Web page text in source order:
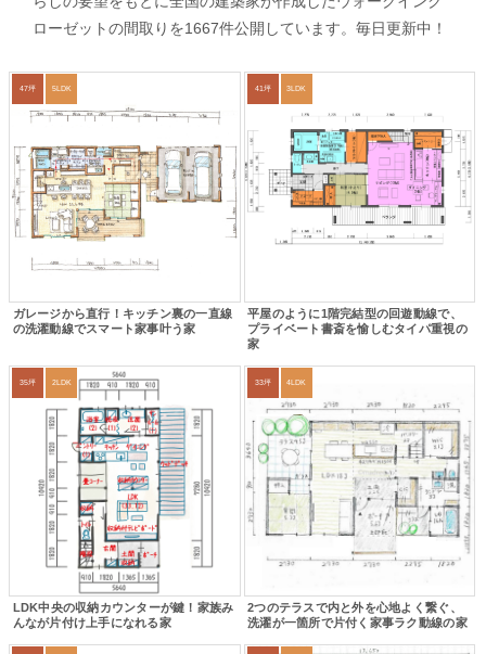
ローゼットの間取りを1667件公開しています。毎日更新中！
47坪 5LDK
ガレージから直行！キッチン裏の一直線
の洗濯動線でスマート家事叶う家
41坪 3LDK
平屋のように1階完結型の回遊動線で、
プライベート書斎を愉しむタイパ重視の
家
35坪 2LDK
LDK中央の収納カウンターが鍵！家族み
んなが片付け上手になれる家
33坪 4LDK
2つのテラスで内と外を心地よく繋ぐ、
洗濯が一箇所で片付く家事ラク動線の家